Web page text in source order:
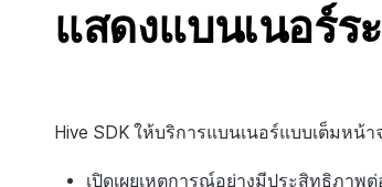
แสดงแบนเนอร์ร
Hive SDK ให้บริการแบนเนอร์แบบเต็มหน้า
เปิดเผยเหตุการณ์อย่างมีประสิทธิภาพต่